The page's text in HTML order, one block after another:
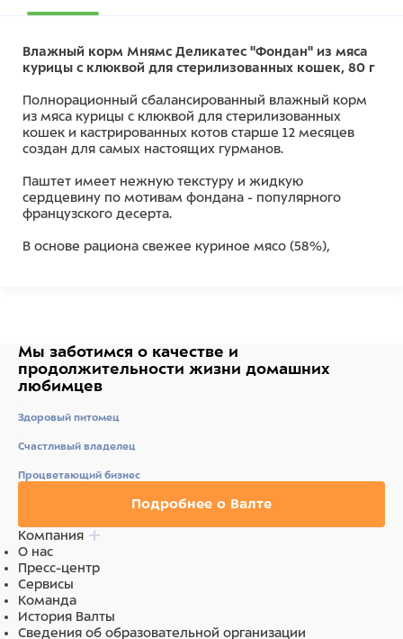
Влажный корм Мнямс Деликатес "Фондан" из мяса
курицы с клюквой для стерилизованных кошек, 80 г
Полнорационный сбалансированный влажный корм
из мяса курицы с клюквой для стерилизованных
кошек и кастрированных котов старше 12 месяцев
создан для самых настоящих гурманов.
Паштет имеет нежную текстуру и жидкую
сердцевину по мотивам фондана - популярного
французского десерта.
В основе рациона свежее куриное мясо (58%),
системы.
Без ГМО, сои, искусственных красителей и
ароматизаторов.
Состав
СОСТАВ:мясо курицы 58%, вода, куриная печень 8%,
куриное сердце 4%, желток куриного яйца (порошок)
2%, куриный жир 2%, измельченная клюква,
измельченное льняное семя, карбонат кальция,
витаминно-минеральный комплекс (хелат железа
глицинат, хелат меди глицинат, комплекс метионина
цинка, комплекс метионина марганца, йодат кальция,
ацетат витамина А, витамин D3, витамин B1, витамин
B2, ниацин, витамин B6, витамин B12, DL-α-токоферола
ацетат, D-пантотенат кальция, D-биотин, фолиевая
Мы заботимся о качестве и
продолжительности жизни домашних
любимцев
Здоровый питомец
Счастливый владелец
Процветающий бизнес
Подробнее о Валте
Компания
О нас
Пресс-центр
Сервисы
Команда
История Валты
Сведения об образовательной организации